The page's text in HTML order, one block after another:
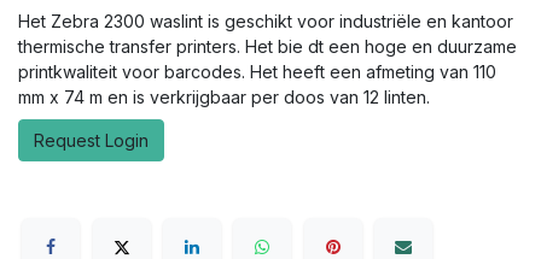
Het Zebra 2300 waslint is geschikt voor industriële en kantoor
thermische transfer printers. Het bie dt een hoge en duurzame
printkwaliteit voor barcodes. Het heeft een afmeting van 110
mm x 74 m en is verkrijgbaar per doos van 12 linten.
Request Login